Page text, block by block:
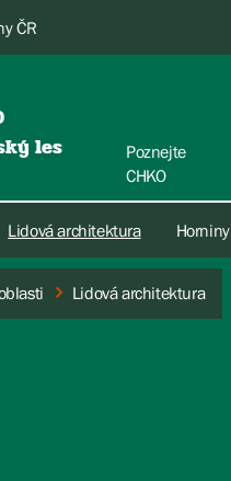
ČR
les
Poznejte
CHKO
Lidová architektura Horniny
Lidová architektura